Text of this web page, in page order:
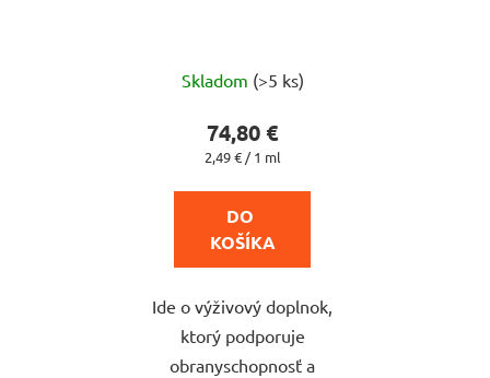
hodnotenie
je
z
5
hviezdičiek.
Skladom (>5 ks)
74,80 €
Jednotková
2,49 € / 1 ml
DO
KOŠÍKA
Ide o výživový doplnok,
ktorý podporuje
obranyschopnosť a